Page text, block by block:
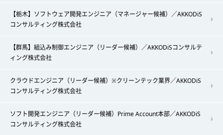
【栃木】ソフトウェア開発エンジニア（マネージャー候補）／AKKODiS
コンサルティング株式会社
【群馬】組込み制御エンジニア（リーダー候補）／AKKODiSコンサルテ
ィング株式会社
クラウドエンジニア（リーダー候補）※クリーンテック業界／AKKODiS
コンサルティング株式会社
ソフト開発エンジニア（リーダー候補）Prime Account本部／AKKODiS
コンサルティング株式会社